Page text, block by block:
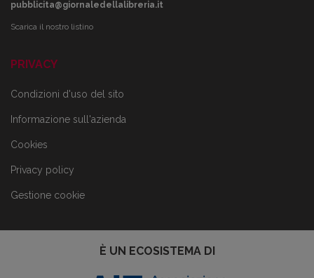
pubblicita@giornaledellalibreria.it
Scarica il nostro listino
PRIVACY
Condizioni d'uso del sito
Informazione sull'azienda
Cookies
Privacy policy
Gestione cookie
È UN ECOSISTEMA DI